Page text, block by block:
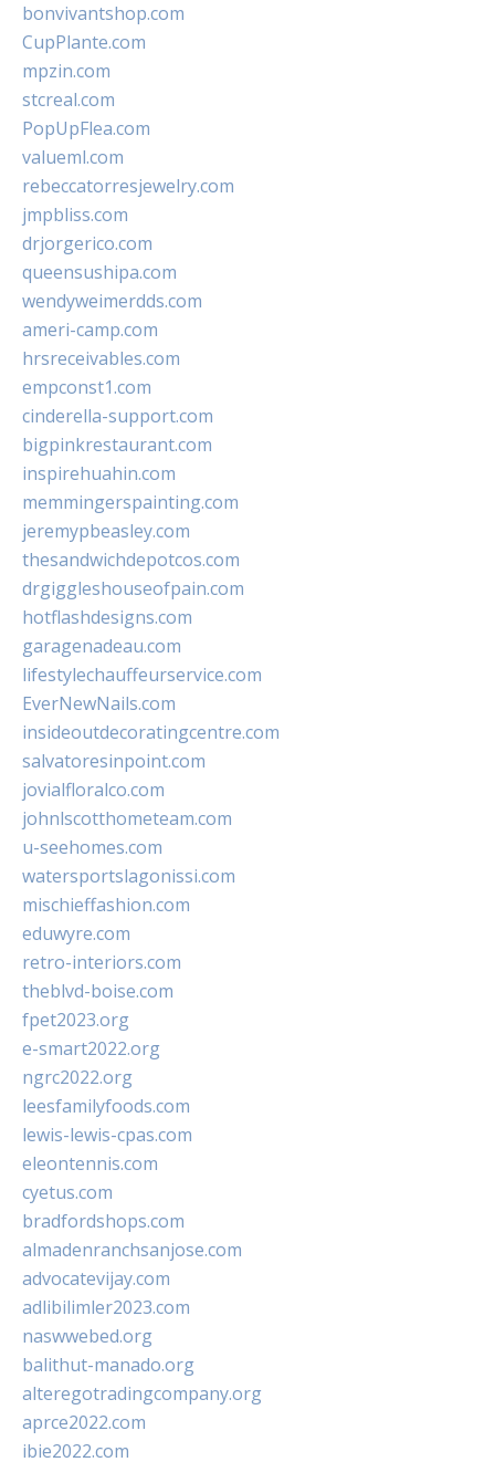
bonvivantshop.com
CupPlante.com
mpzin.com
stcreal.com
PopUpFlea.com
valueml.com
rebeccatorresjewelry.com
jmpbliss.com
drjorgerico.com
queensushipa.com
wendyweimerdds.com
ameri-camp.com
hrsreceivables.com
empconst1.com
cinderella-support.com
bigpinkrestaurant.com
inspirehuahin.com
memmingerspainting.com
jeremypbeasley.com
thesandwichdepotcos.com
drgiggleshouseofpain.com
hotflashdesigns.com
garagenadeau.com
lifestylechauffeurservice.com
EverNewNails.com
insideoutdecoratingcentre.com
salvatoresinpoint.com
jovialfloralco.com
johnlscotthometeam.com
u-seehomes.com
watersportslagonissi.com
mischieffashion.com
eduwyre.com
retro-interiors.com
theblvd-boise.com
fpet2023.org
e-smart2022.org
ngrc2022.org
leesfamilyfoods.com
lewis-lewis-cpas.com
eleontennis.com
cyetus.com
bradfordshops.com
almadenranchsanjose.com
advocatevijay.com
adlibilimler2023.com
naswwebed.org
balithut-manado.org
alteregotradingcompany.org
aprce2022.com
ibie2022.com